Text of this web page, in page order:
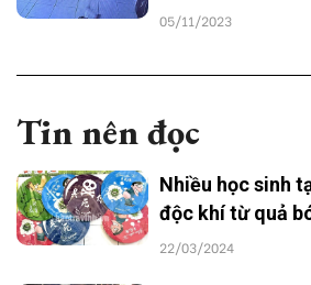
05/11/2023
Tin nên đọc
Nhiều học sinh
độc khí từ quả
22/03/2024